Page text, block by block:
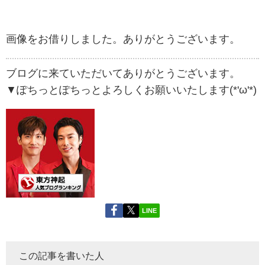
画像をお借りしました。ありがとうございます。
ブログに来ていただいてありがとうございます。
▼ぽちっとぽちっとよろしくお願いいたします(*'ω'*)
LINE
この記事を書いた人